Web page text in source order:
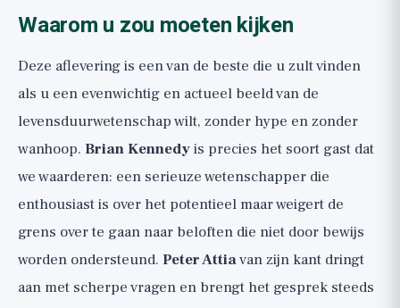
Waarom u zou moeten kijken
Deze aflevering is een van de beste die u zult vinden
als u een evenwichtig en actueel beeld van de
levensduurwetenschap wilt, zonder hype en zonder
wanhoop. Brian Kennedyis precies het soort gast dat
we waarderen: een serieuze wetenschapper die
enthousiast is over het potentieel maar weigert de
grens over te gaan naar beloften die niet door bewijs
worden ondersteund. Peter Attiavan zijn kant dringt
aan met scherpe vragen en brengt het gesprek steeds